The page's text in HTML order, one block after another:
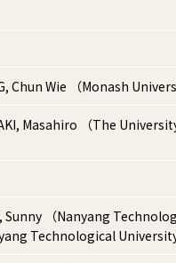
Chun Wie （Monash
Masahiro （The
Sunny （Nanyang
Technological University